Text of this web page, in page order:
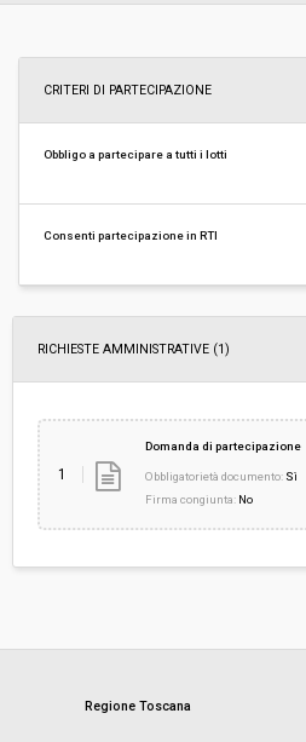
Data pubblicazione:
Svolgimento:
CRITERI DI PARTECIPAZIONE
Obbligo a partecipare a tutti i lotti
Consenti partecipazione in RTI
RICHIESTE AMMINISTRATIVE (1)
1
Domanda di partecipazione
Obbligatorietà documento: Sì
Firma congiunta: No
Regione Toscana